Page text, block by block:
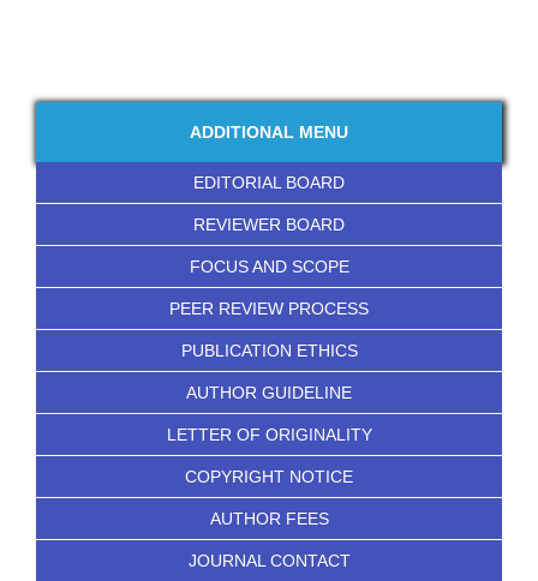
ADDITIONAL MENU
EDITORIAL BOARD
REVIEWER BOARD
FOCUS AND SCOPE
PEER REVIEW PROCESS
PUBLICATION ETHICS
AUTHOR GUIDELINE
LETTER OF ORIGINALITY
COPYRIGHT NOTICE
AUTHOR FEES
JOURNAL CONTACT